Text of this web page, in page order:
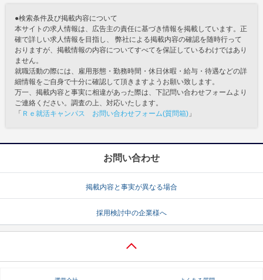
●検索条件及び掲載内容について
本サイトの求人情報は、広告主の責任に基づき情報を掲載しています。正
確で詳しい求人情報を目指し、 弊社による掲載内容の確認を随時行って
おりますが、掲載情報の内容についてすべてを保証しているわけではあり
ません。
就職活動の際には、雇用形態・勤務時間・休日休暇・給与・待遇などの詳
細情報をご自身で十分に確認して頂きますようお願い致します。
万一、掲載内容と事実に相違があった際は、下記問い合わせフォームより
ご連絡ください。調査の上、対応いたします。
「 Ｒｅ就活キャンパス お問い合わせフォーム(質問箱) 」
お問い合わせ
掲載内容と事実が異なる場合
採用検討中の企業様へ